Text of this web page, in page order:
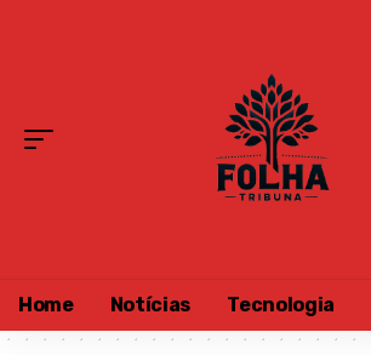
Home Notícias Tecnologia